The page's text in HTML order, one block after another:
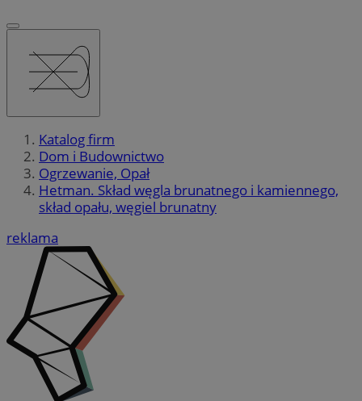
Katalog firm
Dom i Budownictwo
Ogrzewanie, Opał
Hetman. Skład węgla brunatnego i kamiennego,
skład opału, węgiel brunatny
reklama